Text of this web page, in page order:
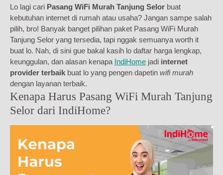
Lo lagi cari Pasang WiFi Murah Tanjung Selor buat
kebutuhan internet di rumah atau usaha? Jangan sampe salah
pilih, bro! Banyak banget pilihan paket Pasang WiFi Murah
Tanjung Selor yang tersedia, tapi nggak semuanya worth it
buat lo. Nah, di sini gue bakal kasih lo daftar harga lengkap,
keunggulan, dan alasan kenapa IndiHome jadi internet
provider terbaik buat lo yang pengen dapetin wifi murah
dengan layanan terbaik.
Kenapa Harus Pasang WiFi Murah Tanjung
Selor dari IndiHome?